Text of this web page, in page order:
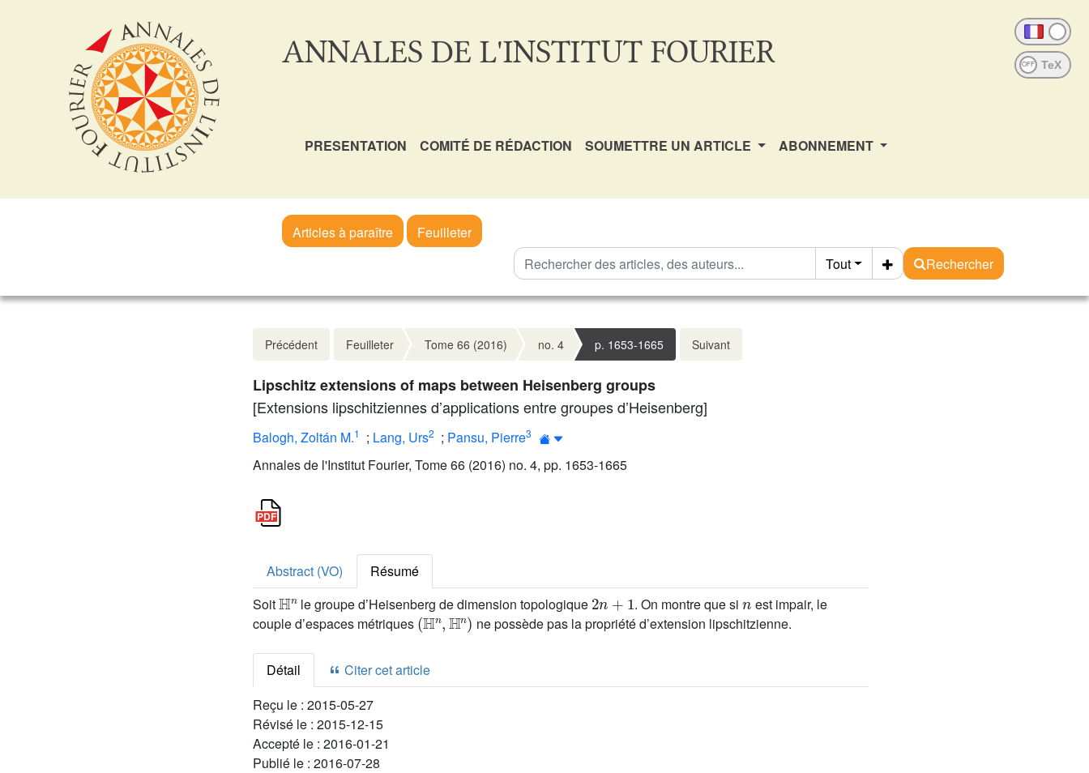
ANNALES DE L'INSTITUT FOURIER OFF
PRESENTATION COMITÉ DE RÉDACTION SOUMETTRE UN ARTICLE ABONNEMENT
Articles à paraître
Feuilleter
Tout
Rechercher
Précédent Feuilleter Tome 66 (2016) no. 4 p. 1653-1665 Suivant
Lipschitz extensions of maps between Heisenberg groups
[Extensions lipschitziennes d’applications entre groupes d’Heisenberg]
Balogh, Zoltán M.1 ; Lang, Urs2 ; Pansu, Pierre3
Annales de l'Institut Fourier, Tome 66 (2016) no. 4, pp. 1653-1665
Abstract (VO)
Résumé
Soit
ℍn
le groupe d’Heisenberg de dimension topologique
2n+1
. On montre que si
n
est impair, le
couple d’espaces métriques
(ℍn,ℍn)
ne possède pas la propriété d’extension lipschitzienne.
Détail
Citer cet article
Reçu le : 2015-05-27
Révisé le : 2015-12-15
Accepté le : 2016-01-21
Publié le : 2016-07-28